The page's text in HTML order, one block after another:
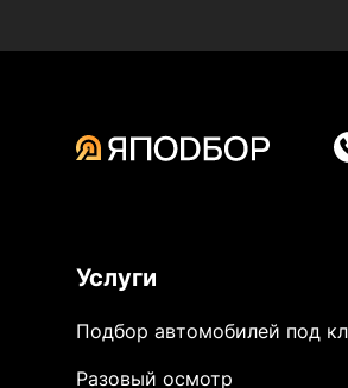
Услуги
Подбор автомобилей под
Разовый осмотр